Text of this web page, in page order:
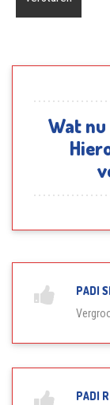
Wat
PADI
PADI